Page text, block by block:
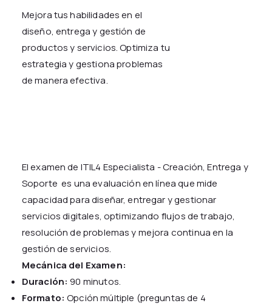
Mejora tus habilidades en el
diseño, entrega y gestión de
productos y servicios. Optimiza tu
estrategia y gestiona problemas
de manera efectiva.
El examen de ITIL4 Especialista - Creación, Entrega y
Soporte es una evaluación en línea que mide
capacidad para diseñar, entregar y gestionar
servicios digitales, optimizando flujos de trabajo,
resolución de problemas y mejora continua en la
gestión de servicios.
Mecánica del Examen:
Duración: 90 minutos.
Formato: Opción múltiple (preguntas de 4